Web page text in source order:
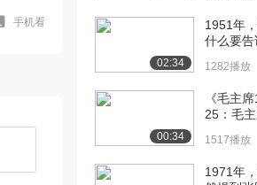
手机看
02:34
1951年
什么要告
1282播放
00:34
《毛主
25：毛主
1517播放
1971年